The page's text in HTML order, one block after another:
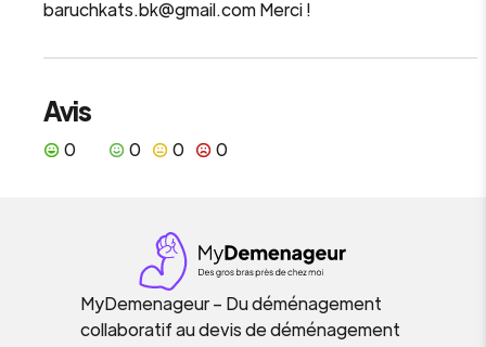
baruchkats.bk@gmail.com Merci !
Avis
0 0 0 0
MyDemenageur – Du déménagement
collaboratif au devis de déménagement